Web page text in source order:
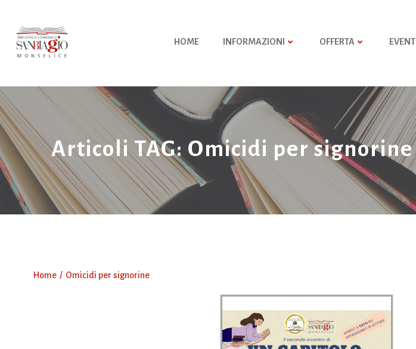
contenuto
HOME INFORMAZIONI OFFERTA EVENTI
Articoli TAG: Omicidi per signorine
Home Omicidi per signorine